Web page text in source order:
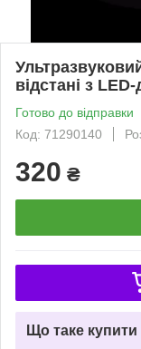
відстані з
Готово до відправки
Код: 71290140
320 ₴
Що таке